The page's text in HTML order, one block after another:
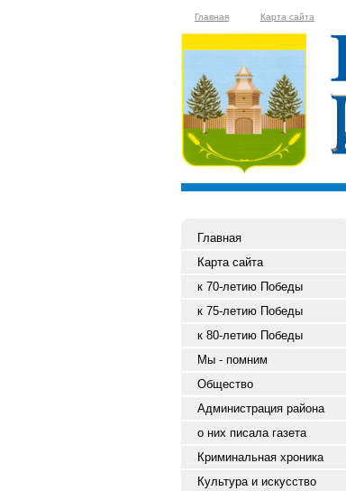
Главная Карта сайта
Главная
Карта сайта
к 70-летию Победы
к 75-летию Победы
к 80-летию Победы
Мы - помним
Общество
Администрация района
о них писала газета
Криминальная хроника
Культура и искусство